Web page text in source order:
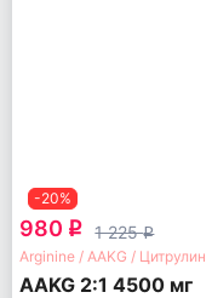
-20%
980 q 1 225q
Arginine / AAKG / Цитрулин
AAKG 2:1 4500 мг